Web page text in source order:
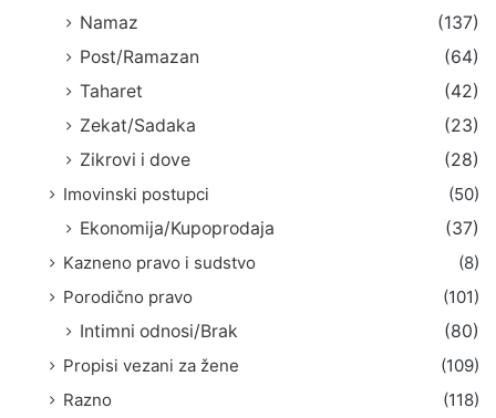
Namaz
(137)
Post/Ramazan
(64)
Taharet
(42)
Zekat/Sadaka
(23)
Zikrovi i dove
(28)
Imovinski postupci
(50)
Ekonomija/Kupoprodaja
(37)
Kazneno pravo i sudstvo
(8)
Porodično pravo
(101)
Intimni odnosi/Brak
(80)
Propisi vezani za žene
(109)
Razno
(118)